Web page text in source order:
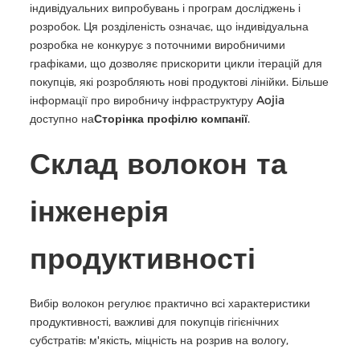
індивідуальних випробувань і програм досліджень і
розробок. Ця розділеність означає, що індивідуальна
розробка не конкурує з поточними виробничими
графіками, що дозволяє прискорити цикли ітерацій для
покупців, які розробляють нові продуктові лінійки. Більше
інформації про виробничу інфраструктуру Aojia
доступно наСторінка профілю компанії.
Склад волокон та
інженерія
продуктивності
Вибір волокон регулює практично всі характеристики
продуктивності, важливі для покупців гігієнічних
субстратів: м'якість, міцність на розрив на вологу,